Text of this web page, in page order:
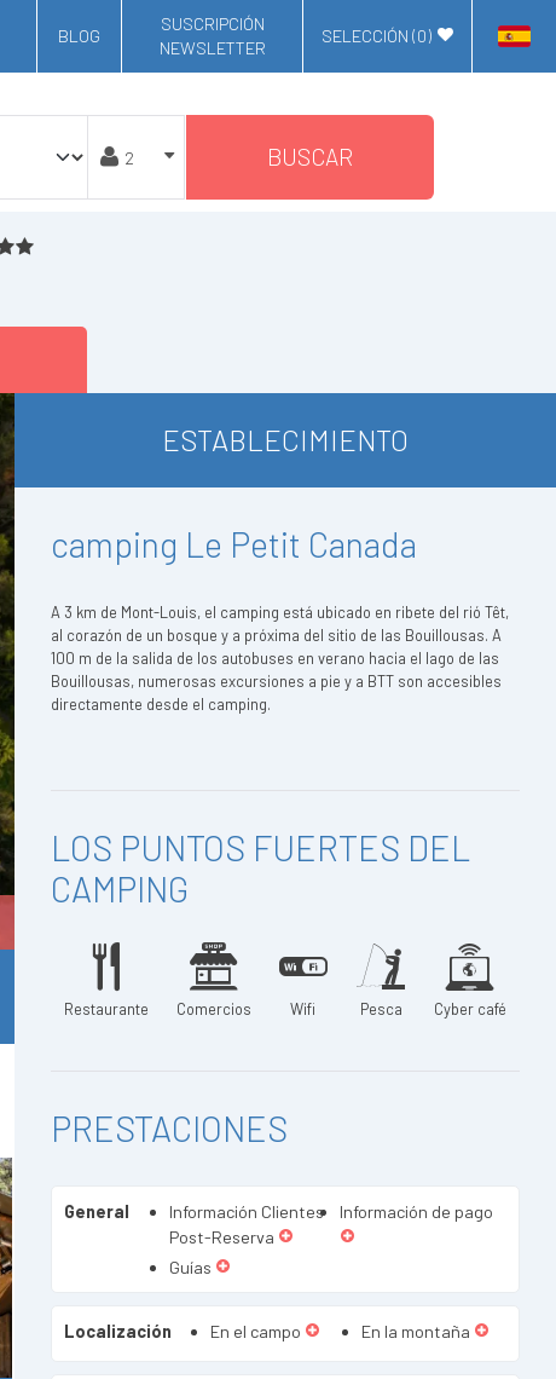
BLOG
SUSCRIPCIÓN
NEWSLETTER
SELECCIÓN (0)
BUSCAR
ESTABLECIMIENTO
camping Le Petit Canada
A 3 km de Mont-Louis, el camping está ubicado en ribete del rió Têt,
al corazón de un bosque y a próxima del sitio de las Bouillousas. A
100 m de la salida de los autobuses en verano hacia el lago de las
Bouillousas, numerosas excursiones a pie y a BTT son accesibles
directamente desde el camping.
LOS PUNTOS FUERTES DEL
CAMPING
Restaurante Comercios Wifi Pesca Cyber café
PRESTACIONES
General
Información Clientes
Post-Reserva
Información de pago
Guías
Localización En el campo En la montaña